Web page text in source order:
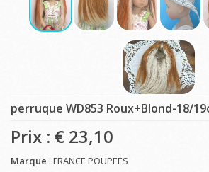
perruque WD853 Roux+Blond-18/
Prix : € 23,10
Marque : FRANCE POUPEES